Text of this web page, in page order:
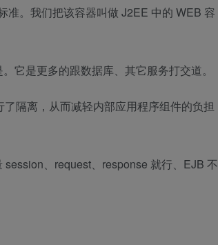
准。我们把该容器叫做 J2EE 中的 WEB 容
它是更多的跟数据库、其它服务打交道。
隔离，从而减轻内部应用程序组件的负担
、request、response 就行、EJB 不